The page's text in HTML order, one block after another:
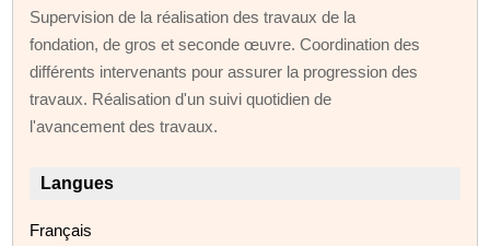
Supervision de la réalisation des travaux de la
fondation, de gros et seconde œuvre. Coordination des
différents intervenants pour assurer la progression des
travaux. Réalisation d'un suivi quotidien de
l'avancement des travaux.
Langues
Français